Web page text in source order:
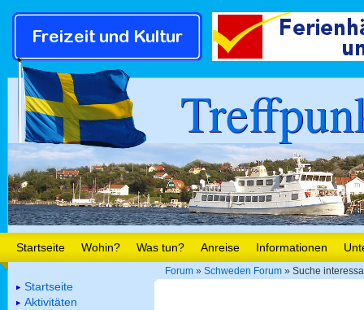
Startseite Wohin? Was tun? Anreise Informationen
Forum » Schweden Forum » Suche
Startseite
Aktivitäten